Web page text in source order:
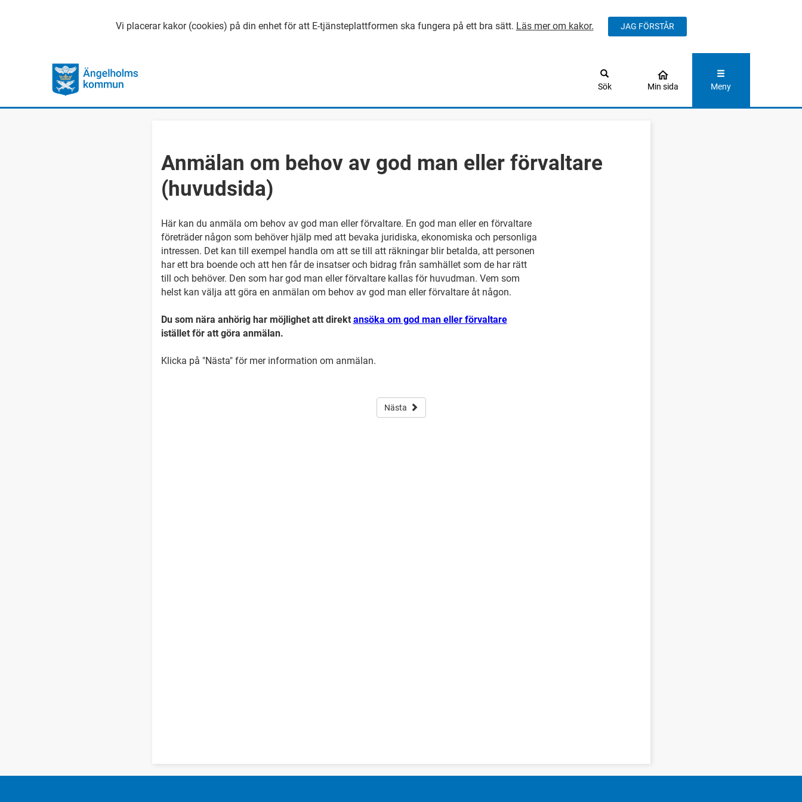
Vi placerar kakor (cookies) på din enhet för att E-tjänsteplattformen ska fungera på ett bra sätt. Läs mer om kakor. JAG FÖRSTÅR
Sök Min sida Meny
Anmälan om behov av god man eller förvaltare
(huvudsida)
Här kan du anmäla om behov av god man eller förvaltare. En god man eller en förvaltare
företräder någon som behöver hjälp med att bevaka juridiska, ekonomiska och personliga
intressen. Det kan till exempel handla om att se till att räkningar blir betalda, att personen
har ett bra boende och att hen får de insatser och bidrag från samhället som de har rätt
till och behöver. Den som har god man eller förvaltare kallas för huvudman. Vem som
helst kan välja att göra en anmälan om behov av god man eller förvaltare åt någon.
Du som nära anhörig har möjlighet att direkt ansöka om god man eller förvaltare
istället för att göra anmälan.
Klicka på "Nästa" för mer information om anmälan.
Nästa